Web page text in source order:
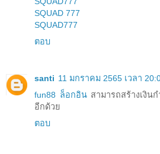
SQUAD 777
SQUAD777
ตอบ
santi 11 มกราคม 2565 เวลา
fun88 ล็อกอินสามารถสร้างเงินก
อีกด้วย
ตอบ